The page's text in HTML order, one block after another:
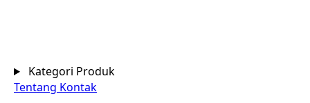
Kategori Produk
Tentang Kontak